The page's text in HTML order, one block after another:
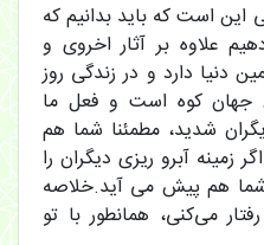
این است که باید بدانیم که
علاوه بر آثار اخروی و
دنیا دارد و در زندگی روز
جهان کوه است و فعل ما
شدید، مطمئنا شما هم
زمینه آبرو ریزی دیگران را
شما هم پیش می آید.خلاصه
می‌کنی، همانطور با تو